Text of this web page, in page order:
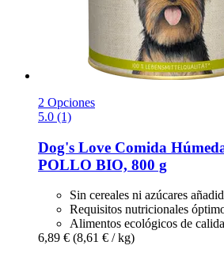
2 Opciones
5.0 (1)
Dog's Love Comida
POLLO BIO, 800 g
Sin cereales ni azúcares
Requisitos nutricionales
Alimentos ecológicos de
6,89 € (8,61 € / kg)